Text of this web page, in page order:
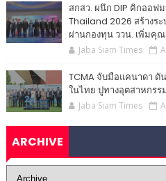
สกสว. ผนึก DIP คิกออฟ
Thailand 2026 สร้างร
ผ่านกองทุน ววน. เพิ่มคุ
Jaba Siam Times
TCMA จับมือแคนาดา ดั
ในไทย ปูทางอุตสาหกร
Jaba Siam Times
ARCHIVE